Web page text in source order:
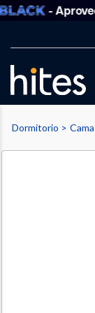
-
Dormitorio